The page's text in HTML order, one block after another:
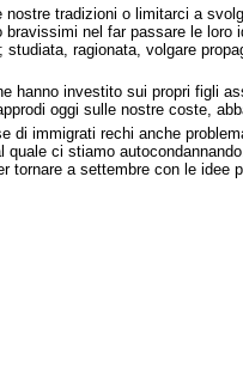
tradizioni o limitarci a
bravissimi nel far passare le
studiata, ragionata, volgare
hanno investito sui propri figli
oggi sulle nostre coste,
di immigrati rechi anche
ci stiamo
tornare a settembre con le idee